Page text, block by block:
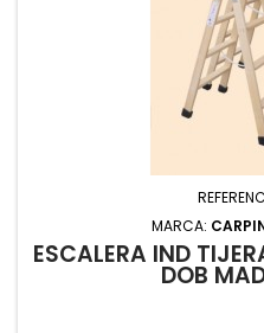
MARCA:
ESCALERA IND
DOB